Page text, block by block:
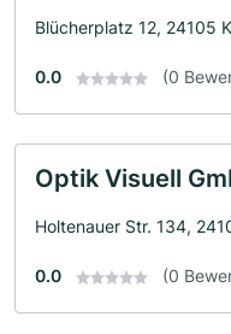
Blücherplatz 12, 24105
0.0 (0
Optik Visuell
Holtenauer Str. 134,
0.0 (0